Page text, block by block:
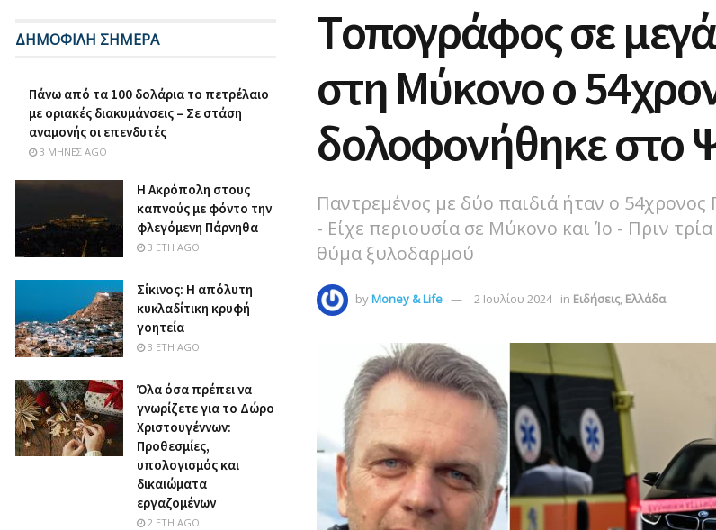
Tοπογράφος σε
στη Μύκονο ο
δολοφονήθηκε στο
Παντρεμένος με δύο παιδιά ήταν ο
- Είχε περιουσία σε Μύκονο και Ίο - Πριν τρία
θύμα ξυλοδαρμού
byMoney & Life 2 Ιουλίου 2024 in Ειδήσεις, Ελλάδα
ΔΗΜΟΦΙΛΗ ΣΗΜΕΡΑ
Πάνω από τα 100 δολάρια το πετρέλαιο
με οριακές διακυμάνσεις – Σε στάση
αναμονής οι επενδυτές
3 ΜΉΝΕΣ AGO
Η Ακρόπολη στους
καπνούς με φόντο την
φλεγόμενη Πάρνηθα
3 ΈΤΗ AGO
Σίκινος: Η απόλυτη
κυκλαδίτικη κρυφή
γοητεία
3 ΈΤΗ AGO
Όλα όσα πρέπει να
γνωρίζετε για το Δώρο
Χριστουγέννων:
Προθεσμίες,
υπολογισμός και
δικαιώματα
εργαζομένων
2 ΈΤΗ AGO